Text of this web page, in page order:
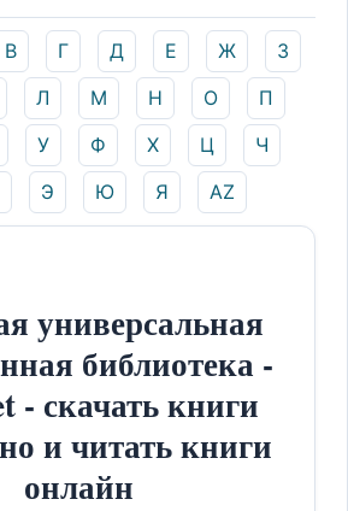
В Г Д Е Ж
З
Л М Н О
П
У Ф Х Ц
Ч
Э Ю Я AZ
универсальная
библиотека -
- скачать книги
и читать книги
онлайн